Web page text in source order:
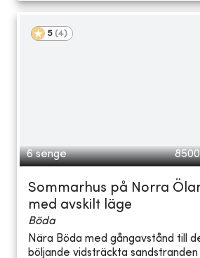
5 (4)
6 senge
Sommarhus på Norra
med avskilt läge
Böda
Nära Böda med gångavstånd till
böljande vidsträckta sandstranden